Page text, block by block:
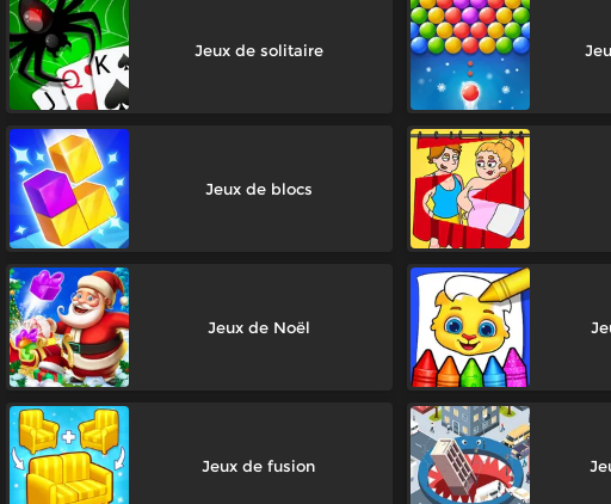
Jeux de solitaire
Jeux de blocs
Jeux de Noël
Jeux de fusion